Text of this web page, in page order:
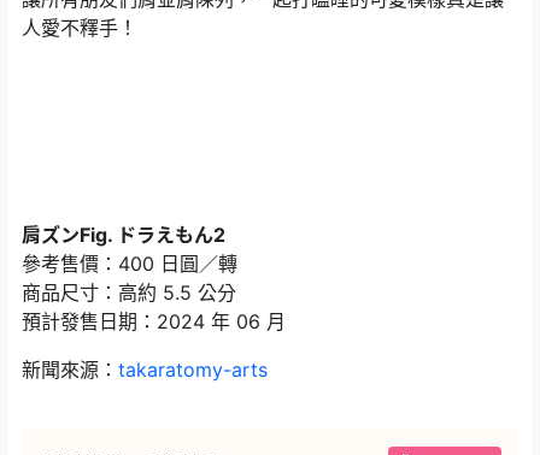
人愛不釋手！
肩ズンFig. ドラえもん2
參考售價：400 日圓／轉
商品尺寸：高約 5.5 公分
預計發售日期：2024 年 06 月
新聞來源： takaratomy-arts